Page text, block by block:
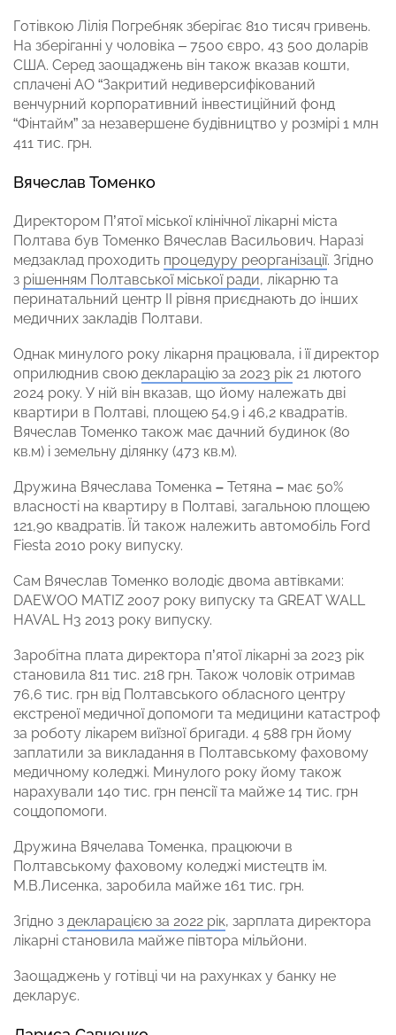
Готівкою Лілія Погребняк зберігає 810 тисяч гривень.
На зберіганні у чоловіка – 7500 євро, 43 500 доларів
США. Серед заощаджень він також вказав кошти,
сплачені АО “Закритий недиверсифікований
венчурний корпоративний інвестиційний фонд
“Фінтайм” за незавершене будівництво у розмірі 1 млн
411 тис. грн.
Вячеслав Томенко
Директором П’ятої міської клінічної лікарні міста
Полтава був Томенко Вячеслав Васильович. Наразі
медзаклад проходить процедуру реорганізації. Згідно
з рішенням Полтавської міської ради, лікарню та
перинатальний центр II рівня приєднають до інших
медичних закладів Полтави.
Однак минулого року лікарня працювала, і її директор
оприлюднив свою декларацію за 2023 рік 21 лютого
2024 року. У ній він вказав, що йому належать дві
квартири в Полтаві, площею 54,9 і 46,2 квадратів.
Вячеслав Томенко також має дачний будинок (80
кв.м) і земельну ділянку (473 кв.м).
Дружина Вячеслава Томенка – Тетяна – має 50%
власності на квартиру в Полтаві, загальною площею
121,90 квадратів. Їй також належить автомобіль Ford
Fiesta 2010 року випуску.
Сам Вячеслав Томенко володіє двома автівками:
DAEWOO MATIZ 2007 року випуску та GREAT WALL
HAVAL H3 2013 року випуску.
Заробітна плата директора п’ятої лікарні за 2023 рік
становила 811 тис. 218 грн. Також чоловік отримав
76,6 тис. грн від Полтавського обласного центру
екстреної медичної допомоги та медицини катастроф
за роботу лікарем виїзної бригади. 4 588 грн йому
заплатили за викладання в Полтавському фаховому
медичному коледжі. Минулого року йому також
нарахували 140 тис. грн пенсії та майже 14 тис. грн
соцдопомоги.
Дружина Вячелава Томенка, працюючи в
Полтавському фаховому коледжі мистецтв ім.
М.В.Лисенка, заробила майже 161 тис. грн.
Згідно з декларацією за 2022 рік, зарплата директора
лікарні становила майже півтора мільйони.
Заощаджень у готівці чи на рахунках у банку не
декларує.